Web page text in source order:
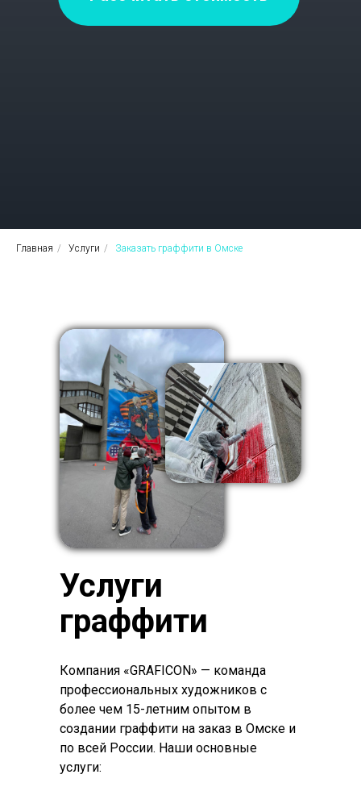
Главная / Услуги / Заказать граффити в Омске
Компания «GRAFICON» — команда
профессиональных художников с
более чем 15-летним опытом в
создании граффити на заказ в Омске и
по всей России. Наши основные
услуги:
Услуги
граффити